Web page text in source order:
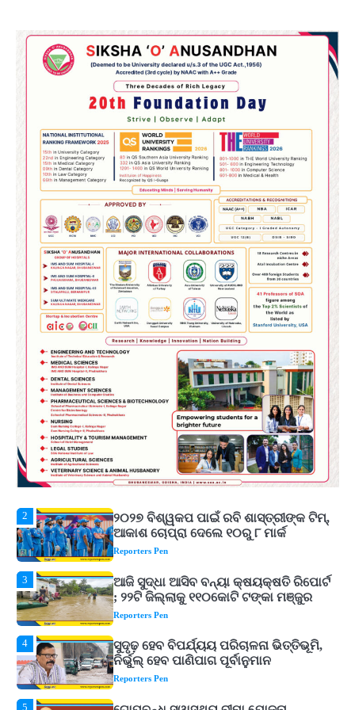
୨୦୨୭ ବିଶ୍ୱକପ ପାଇଁ ରବି ଶାସ୍ତ୍ରୀଙ୍କ ଟିମ୍,
ଆକାଶ ଚୋପ୍ରା ଦେଲେ ୧୦ରୁ ୮ ମାର୍କ
Reporters Pen
ଆଜି ସୁଦ୍ଧା ଆସିବ ବନ୍ୟା କ୍ଷୟକ୍ଷତି ରିପୋର୍ଟ
; ୨୨ଟି ଜିଲ୍ଲାକୁ ୧୧୦କୋଟି ଟଙ୍କା ମଞ୍ଜୁର
Reporters Pen
ସୁଦୃଢ଼ ହେବ ବିପର୍ଯ୍ୟୟ ପରିଚାଳନା ଭିତ୍ତିଭୂମି,
ନିର୍ଭୁଲ୍ ହେବ ପାଣିପାଗ ପୂର୍ବାନୁମାନ
Reporters Pen
ଗୋପବନ୍ଧୁ ସ୍ୱାସ୍ଥ୍ୟ ବୀମା ଯୋଜନା
ପରିବର୍ତ୍ତିତ ହେଲେ ଆନ୍ଦୋଳନ ତେଜିବ :
ଉତ୍କଳ ସାମ୍ବାଦିକ ସଂଘ
Reporters Pen
Shiva Mantras Sawan 2026: ଶ୍ରାବଣରେ
ନିୟମିତ ଜପ କରନ୍ତୁ ଭଗବାନ ଶିବଙ୍କ ଏହି
୩ଟି ଶକ୍ତିଶାଳୀ ମନ୍ତ୍ର, ଦୂର ହୋଇପାରେ
ଆର୍ଥିକ ସଙ୍କଟ
୨୦୨୭ ବିଶ୍ୱକପ ପାଇଁ ରବି ଶାସ୍ତ୍ରୀଙ୍କ ଟିମ୍,
ଆକାଶ ଚୋପ୍ରା ଦେଲେ ୧୦ରୁ ୮ ମାର୍କ
Reporters Pen
3
ଆଜି ସୁଦ୍ଧା ଆସିବ ବନ୍ୟା କ୍ଷୟକ୍ଷତି ରିପୋର୍ଟ
; ୨୨ଟି ଜିଲ୍ଲାକୁ ୧୧୦କୋଟି ଟଙ୍କା ମଞ୍ଜୁର
Reporters Pen
4
ସୁଦୃଢ଼ ହେବ ବିପର୍ଯ୍ୟୟ ପରିଚାଳନା ଭିତ୍ତିଭୂମି,
ନିର୍ଭୁଲ୍ ହେବ ପାଣିପାଗ ପୂର୍ବାନୁମାନ
Reporters Pen
5
ଗୋପବନ୍ଧୁ ସ୍ୱାସ୍ଥ୍ୟ ବୀମା ଯୋଜନା
ପରିବର୍ତ୍ତିତ ହେଲେ ଆନ୍ଦୋଳନ ତେଜିବ :
ଉତ୍କଳ ସାମ୍ବାଦିକ ସଂଘ
Reporters Pen
1